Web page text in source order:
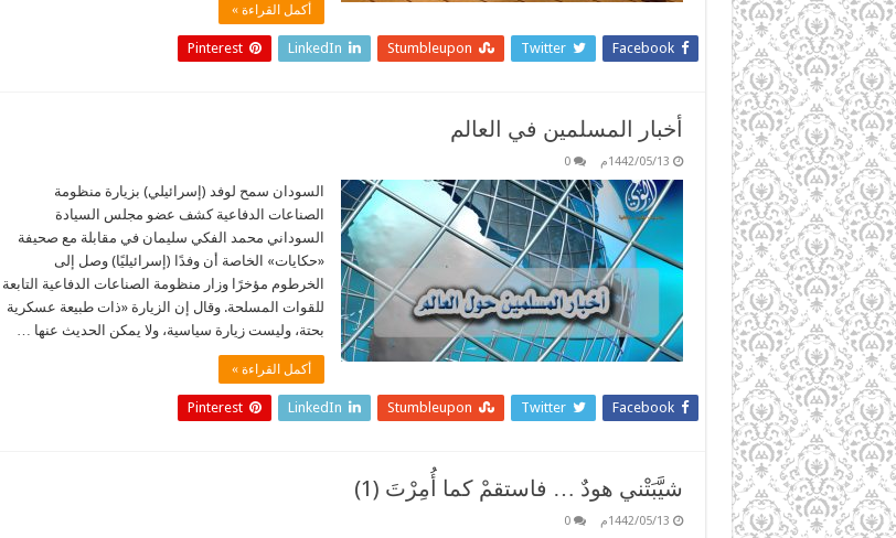
أكمل القراءة »
Facebook
Twitter
Stumbleupon
LinkedIn
Pinterest
أخبار المسلمين في العالم
1442/05/13م 0
السودان سمح لوفد (إسرائيلي) بزيارة منظومة
الصناعات الدفاعية كشف عضو مجلس السيادة
السوداني محمد الفكي سليمان في مقابلة مع صحيفة
«حكايات» الخاصة أن وفدًا (إسرائيليًا) وصل إلى
الخرطوم مؤخرًا وزار منظومة الصناعات الدفاعية التابعة
للقوات المسلحة. وقال إن الزيارة «ذات طبيعة عسكرية
بحتة، وليست زيارة سياسية، ولا يمكن الحديث عنها …
أكمل القراءة »
Facebook
Twitter
Stumbleupon
LinkedIn
Pinterest
شيَّبَتْني هودٌ … فاستقمْ كما أُمِرْتَ (1)
1442/05/13م 0